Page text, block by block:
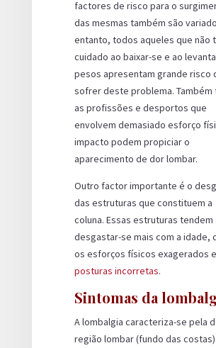
factores de risco para o
das mesmas também são
entanto, todos aqueles que não
cuidado ao baixar-se e ao
pesos apresentam grande risco
sofrer deste problema. Também
as profissões e desportos que
envolvem demasiado esforço
impacto podem propiciar o
aparecimento de dor lombar.
Outro factor importante é o
das estruturas que constituem a
coluna. Essas estruturas tendem
desgastar-se mais com a idade,
os esforços físicos exagerados
posturas incorretas.
Sintomas da
A lombalgia caracteriza-se pela
região lombar (fundo das